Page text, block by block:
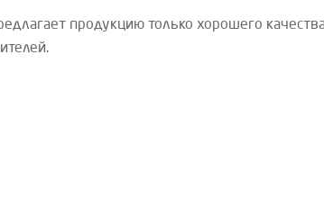
продукцию только хорошего